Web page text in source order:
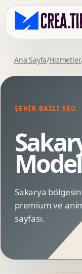
Ana Sayfa/Hizmetler
ŞEHIR BAZLI SEO
Sakarya
premium ve
sayfası.